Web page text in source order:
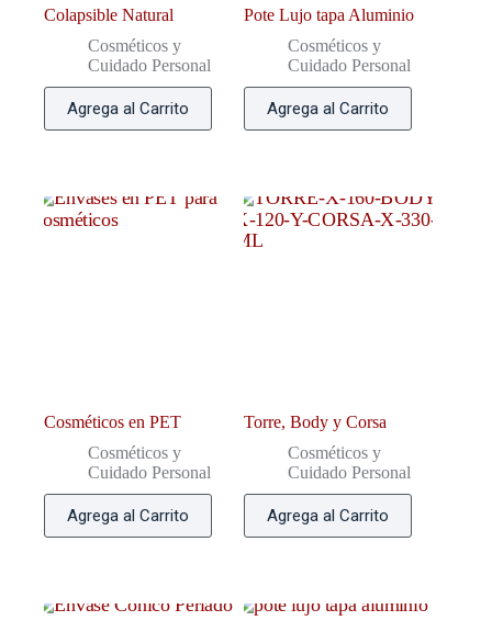
Colapsible Natural
Cosméticos y
Cuidado Personal
Agrega al Carrito
Pote Lujo tapa Aluminio
Cosméticos y
Cuidado Personal
Agrega al Carrito
Cosméticos en PET
Cosméticos y
Cuidado Personal
Agrega al Carrito
Torre, Body y Corsa
Cosméticos y
Cuidado Personal
Agrega al Carrito